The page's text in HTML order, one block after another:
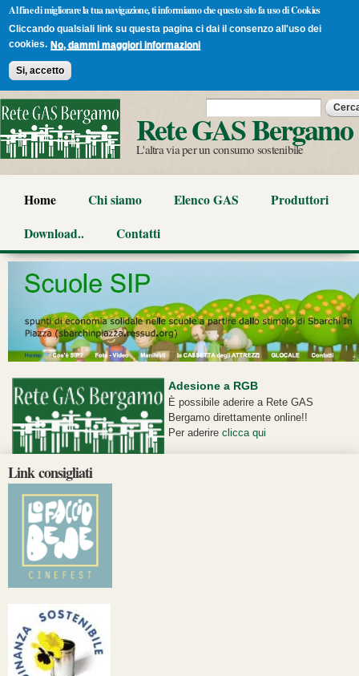
Al fine di migliorare la tua navigazione, ti informiamo che questo sito fa uso di Cookies
Cliccando qualsiali link su questa pagina ci dai il consenzo all'uso dei
cookies. No, dammi maggiori informazioni
Si, accetto
principale
Rete GAS Bergamo
L'altra via per un consumo sostenibile
Form di ricerca
Home Chi siamo Elenco GAS
Produttori
Download..
Contatti
Adesione a RGB
È possibile aderire a Rete GAS
Bergamo direttamente online!!
Per aderire clicca qui
Link consigliati